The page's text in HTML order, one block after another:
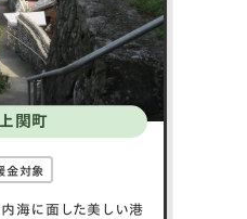
供します。
上関町
金対象
海に面した美しい港